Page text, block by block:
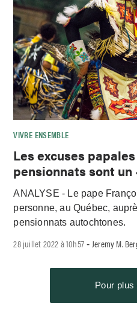
VIVRE ENSEMBLE
Les excuses
pensionnats sont
ANALYSE - Le pape
personne, au Québec,
pensionnats autochtones.
28 juillet 2022 à 10h57 - Jeremy M.
Pour plus